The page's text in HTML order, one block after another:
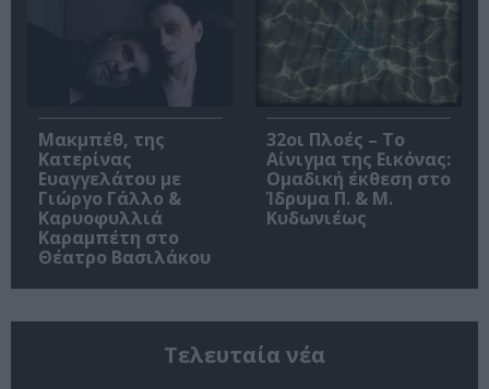
Μακμπέθ, της
Κατερίνας
Ευαγγελάτου με
Γιώργο Γάλλο &
Καρυοφυλλιά
Καραμπέτη στο
Θέατρο Βασιλάκου
32οι Πλοές – Το
Αίνιγμα της Εικόνας:
Ομαδική έκθεση στο
Ίδρυμα Π. & Μ.
Κυδωνιέως
Τελευταία νέα